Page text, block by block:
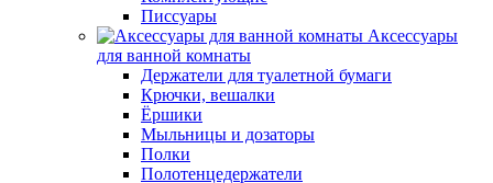
Писсуары
Аксессуары
для ванной комнаты
Держатели для туалетной бумаги
Крючки, вешалки
Ёршики
Мыльницы и дозаторы
Полки
Полотенцедержатели